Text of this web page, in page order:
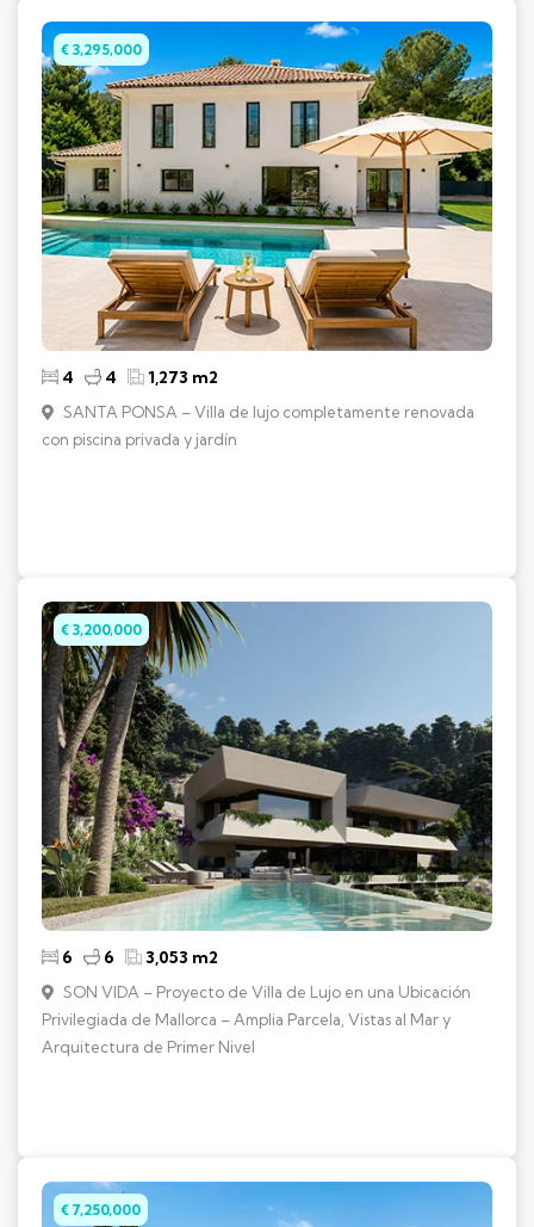
€ 3,295,000
4 4 1,273 m2
SANTA PONSA – Villa de lujo completamente renovada
con piscina privada y jardín
€ 3,200,000
6 6 3,053 m2
SON VIDA – Proyecto de Villa de Lujo en una Ubicación
Privilegiada de Mallorca – Amplia Parcela, Vistas al Mar y
Arquitectura de Primer Nivel
€ 7,250,000